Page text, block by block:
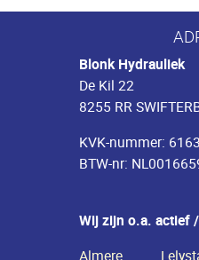
Blonk Hydrauliek
De Kil 22
8255 RR
KVK-nummer:
BTW-nr:
Wij zijn o.a. actief
Almere